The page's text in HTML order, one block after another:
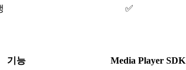
✅
기능 Media Player SDK